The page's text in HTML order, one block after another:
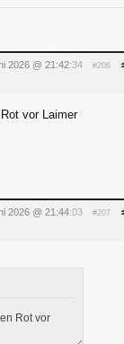
2026 @ 21:42:34 #206
vor Laimer
2026 @ 21:44:03 #207
Rot vor